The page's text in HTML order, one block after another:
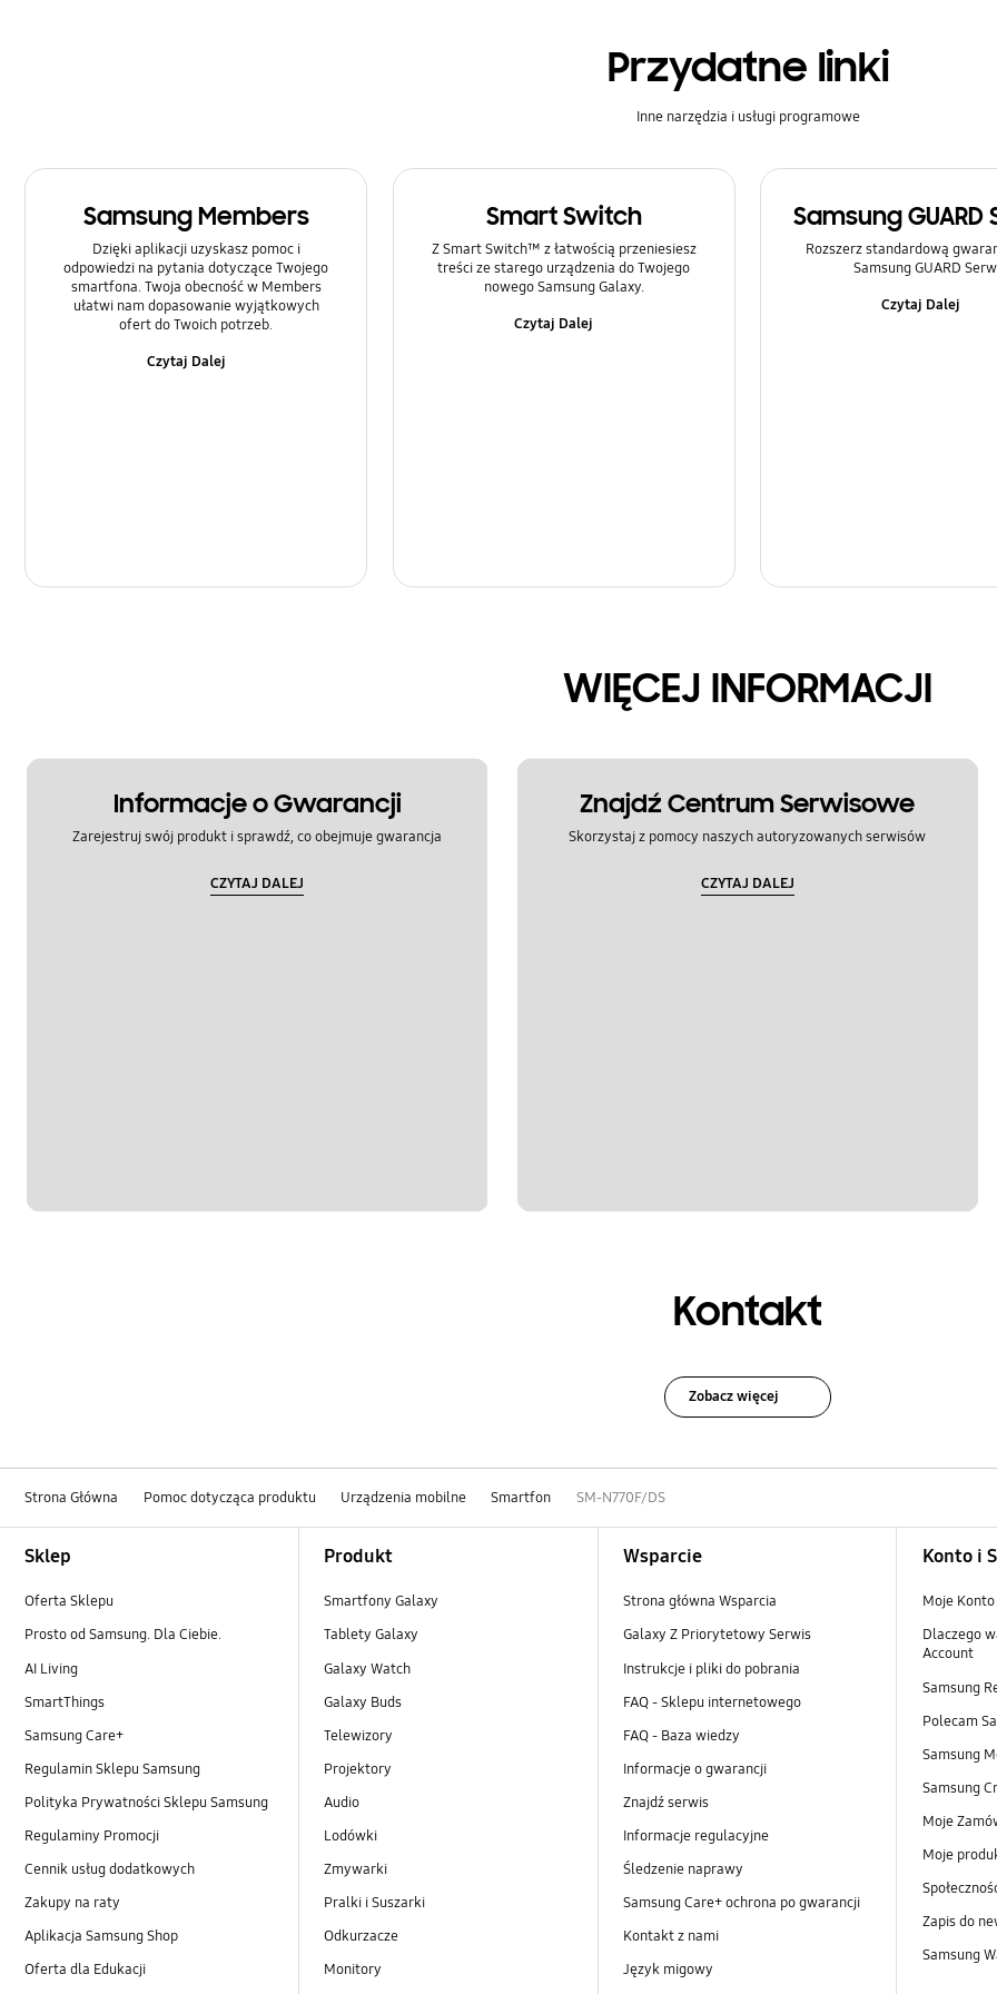
Sprzęt
Ustawienia
Zasilanie
Przydatne linki
Inne narzędzia i usługi programowe
Samsung Members
Dzięki aplikacji uzyskasz pomoc i
odpowiedzi na pytania dotyczące Twojego
smartfona. Twoja obecność w Members
ułatwi nam dopasowanie wyjątkowych
ofert do Twoich potrzeb.
Czytaj Dalej
Smart Switch
Z Smart Switch™ z łatwością przeniesiesz
treści ze starego urządzenia do Twojego
nowego Samsung Galaxy.
Czytaj Dalej
Samsung
Rozszerz standardową
Samsung GUARD
Czytaj Dalej
WIĘCEJ INFORMACJI
Informacje o Gwarancji
Zarejestruj swój produkt i sprawdź, co obejmuje gwarancja
CZYTAJ DALEJ
Znajdź Centrum Serwisowe
Skorzystaj z pomocy naszych autoryzowanych serwisów
CZYTAJ DALEJ
Kontakt
Zobacz więcej
Strona Główna Pomoc dotycząca produktu Urządzenia mobilne Smartfon SM-N770F/DS
Sklep
Oferta Sklepu
Prosto od Samsung. Dla Ciebie.
AI Living
SmartThings
Samsung Care+
Regulamin Sklepu Samsung
Polityka Prywatności Sklepu Samsung
Regulaminy Promocji
Cennik usług dodatkowych
Zakupy na raty
Aplikacja Samsung Shop
Oferta dla Edukacji
Produkt
Smartfony Galaxy
Tablety Galaxy
Galaxy Watch
Galaxy Buds
Telewizory
Projektory
Audio
Lodówki
Zmywarki
Pralki i Suszarki
Odkurzacze
Monitory
Wsparcie
Strona główna Wsparcia
Galaxy Z Priorytetowy Serwis
Instrukcje i pliki do pobrania
FAQ - Sklepu internetowego
FAQ - Baza wiedzy
Informacje o gwarancji
Znajdź serwis
Informacje regulacyjne
Śledzenie naprawy
Samsung Care+ ochrona po gwarancji
Kontakt z nami
Język migowy
Konto i
Moje Konto
Dlaczego
Account
Samsung
Polecam
Samsung
Samsung
Moje
Moje
Zapis do
Samsung